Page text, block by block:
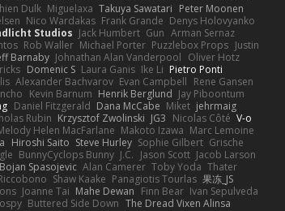
Dulk Miguelaxa Takuya Sawatari Peter Moonen
Nico Wardakas Frank Grande Denys Holovyanko
Studios Jack Humbert Gun Arman Sernaz
Rob Waller Michael Porter Puzzlebox Props Justin
Barnaby Johnathan Alan Vanderpool Oliver Hotz
Domenic S Laura Ganis Ike Li Pietro Ponti
Alexander Bachvarov Evan Campbell Rene Gansen
Kevin Barnum Henrik Berglund Jay Piboontum
Daniel Fitzgerald Dana McCabe Miket jehrmaig
Rubin Krzysztof Zwolinski JG3 Nicolas Côté V-o
Helen MacFarlane Makoto Izawa Marc Lemoine
Hiroshi Saito Steve Hurley Sophie Gilbert Grische
BunnyCyclops Bunny J.C. Jason Scott Jacob Larson
Bojan Spasojevic Alan Camerer Toby Yoda Thater
Shaw Kaake Panagiotis Tourlas 果冻_JS
Joanne Tai Mahe Dewan Finn Bear Ivan Sepulveda
Buttered Side Down The Dread Vixen Alinsa